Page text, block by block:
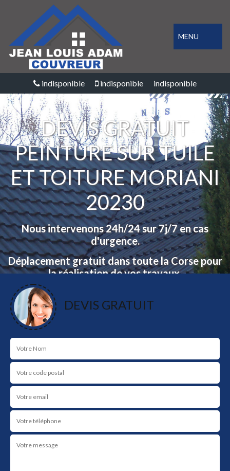
MENU
indisponible indisponible indisponible
DEVIS GRATUIT
PEINTURE SUR TUILE
ET TOITURE MORIANI
20230
Nous intervenons 24h/24 sur 7j/7 en cas
d'urgence.
Déplacement gratuit dans toute la Corse pour
la réalisation de vos travaux.
Devis et déplacement gratuit.
NOS RÉALISATIONS
DEVIS GRATUIT